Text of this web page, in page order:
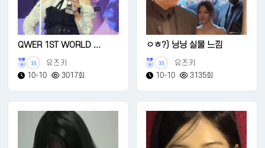
QWER 1ST WORLD ...
35
유즈키
10-10
3017회
ㅇㅎ?) 닝닝 실물 느낌
35
유즈키
10-10
3135회